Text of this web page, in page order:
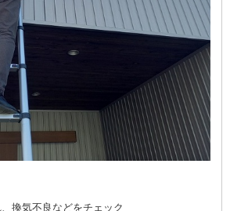
換気不良などをチェック